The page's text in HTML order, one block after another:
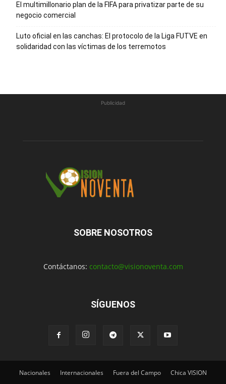
El multimillonario plan de la FIFA para privatizar parte de su
negocio comercial
Luto oficial en las canchas: El protocolo de la Liga FUTVE en
solidaridad con las víctimas de los terremotos
Publicidad
SOBRE NOSOTROS
Contáctanos: contacto@visionoventa.com
SÍGUENOS
Nacionales Internacionales Fuera del Campo Chica VISION